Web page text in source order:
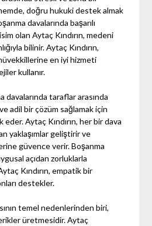
doğru hukuki destek almak
davalarında başarılı
olan Aytaç Kındırın, medeni
bilinir. Aytaç Kındırın,
en iyi hizmeti
kullanır.
davalarında taraflar arasında
adil bir çözüm sağlamak için
Aytaç Kındırın, her bir dava
yaklaşımlar geliştirir ve
güvence verir. Boşanma
açıdan zorluklarla
Kındırın, empatik bir
destekler.
temel nedenlerinden biri,
üretmesidir. Aytaç